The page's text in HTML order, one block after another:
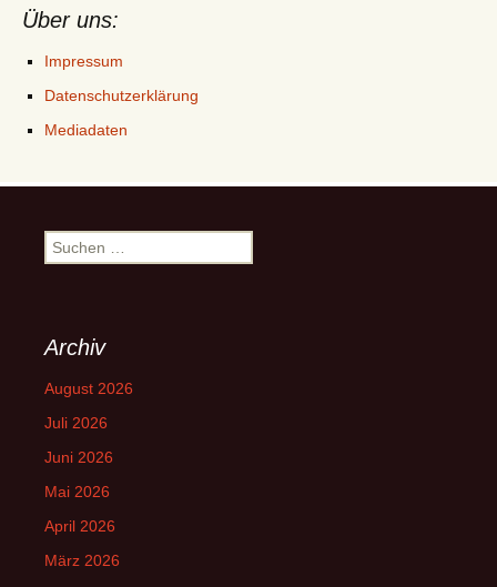
Über uns:
Impressum
Datenschutzerklärung
Mediadaten
Suchen
nach:
Archiv
August 2026
Juli 2026
Juni 2026
Mai 2026
April 2026
März 2026